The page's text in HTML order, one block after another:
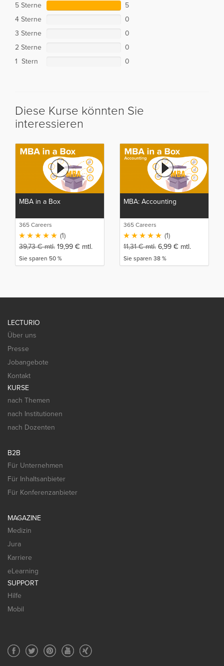
5 Sterne
5
4 Sterne
0
3 Sterne
0
2 Sterne
0
1 Stern
0
Diese Kurse könnten Sie
interessieren
MBA in a Box
365 Careers
(1)
39,73€mtl. 19,99 € mtl.
Sie sparen 50 %
MBA: Accounting
365 Careers
(1)
11,31€mtl. 6,99 € mtl.
Sie sparen 38 %
LECTURIO
Über uns
Presse
Jobangebote
Kontakt
KURSE
nach Themen
nach Institutionen
nach Dozenten
B2B
Für Unternehmen
Für Inhaltsanbieter
Für Konferenzanbieter
MAGAZINE
Medizin
Jura
Karriere
eLearning
SUPPORT
Hilfe
Mobil